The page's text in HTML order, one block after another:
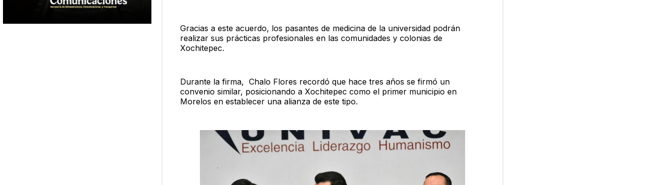
Gracias a este acuerdo, los pasantes de medicina de la universidad podrán
realizar sus prácticas profesionales en las comunidades y colonias de
Xochitepec.
Durante la firma, Chalo Flores recordó que hace tres años se firmó un
convenio similar, posicionando a Xochitepec como el primer municipio en
Morelos en establecer una alianza de este tipo.